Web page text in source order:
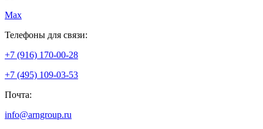
Max
Телефоны для связи:
+7 (916) 170-00-28
+7 (495) 109-03-53
Почта:
info@arngroup.ru